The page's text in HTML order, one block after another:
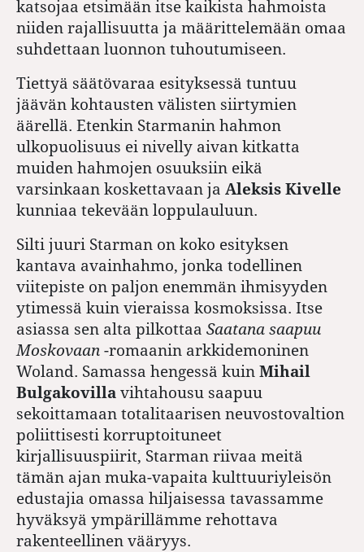
katsojaa etsimään itse kaikista hahmoista
niiden rajallisuutta ja määrittelemään omaa
suhdettaan luonnon tuhoutumiseen.
Tiettyä säätövaraa esityksessä tuntuu
jäävän kohtausten välisten siirtymien
äärellä. Etenkin Starmanin hahmon
ulkopuolisuus ei nivelly aivan kitkatta
muiden hahmojen osuuksiin eikä
varsinkaan koskettavaan ja Aleksis Kivelle
kunniaa tekevään loppulauluun.
Silti juuri Starman on koko esityksen
kantava avainhahmo, jonka todellinen
viitepiste on paljon enemmän ihmisyyden
ytimessä kuin vieraissa kosmoksissa. Itse
asiassa sen alta pilkottaa Saatana saapuu
Moskovaan -romaanin arkkidemoninen
Woland. Samassa hengessä kuin Mihail
Bulgakovilla vihtahousu saapuu
sekoittamaan totalitaarisen neuvostovaltion
poliittisesti korruptoituneet
kirjallisuuspiirit, Starman riivaa meitä
tämän ajan muka-vapaita kulttuuriyleisön
edustajia omassa hiljaisessa tavassamme
hyväksyä ympärillämme rehottava
rakenteellinen vääryys.